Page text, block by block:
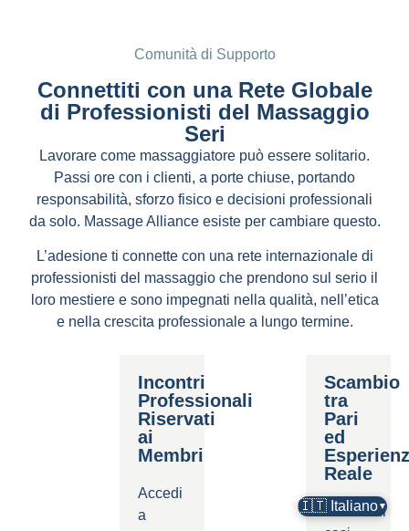
Comunità di Supporto
Connettiti con una Rete Globale
di Professionisti del Massaggio
Seri
Lavorare come massaggiatore può essere solitario.
Passi ore con i clienti, a porte chiuse, portando
responsabilità, sforzo fisico e decisioni professionali
da solo. Massage Alliance esiste per cambiare questo.
L’adesione ti connette con una rete internazionale di
professionisti del massaggio che prendono sul serio il
loro mestiere e sono impegnati nella qualità, nell’etica
e nella crescita professionale a lungo termine.
Incontri
Professionali
Riservati
ai
Membri
Accedi
a
Scambio
tra
Pari
ed
Reale
Condividi
🇮🇹 Italiano▼